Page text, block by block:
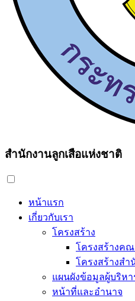
สำนักงานลูกเสือแห่งชาติ
หน้าแรก
เกี่ยวกับเรา
โครงสร้าง
โครงสร้างค
โครงสร้างสำ
แผนผังข้อมูลผู้บริหา
หน้าที่และอำนาจ